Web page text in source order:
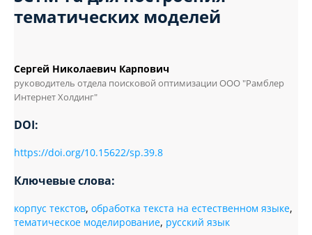
тематических моделей
Сергей Николаевич Карпович
руководитель отдела поисковой оптимизации ООО "Рамблер
Интернет Холдинг"
DOI:
https://doi.org/10.15622/sp.39.8
Ключевые слова:
корпус текстов, обработка текста на естественном языке,
тематическое моделирование, русский язык